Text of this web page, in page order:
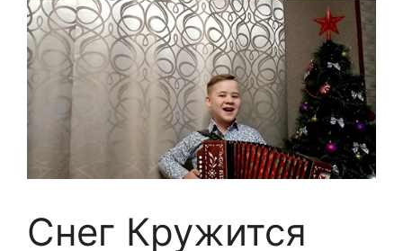
Снег Кружится